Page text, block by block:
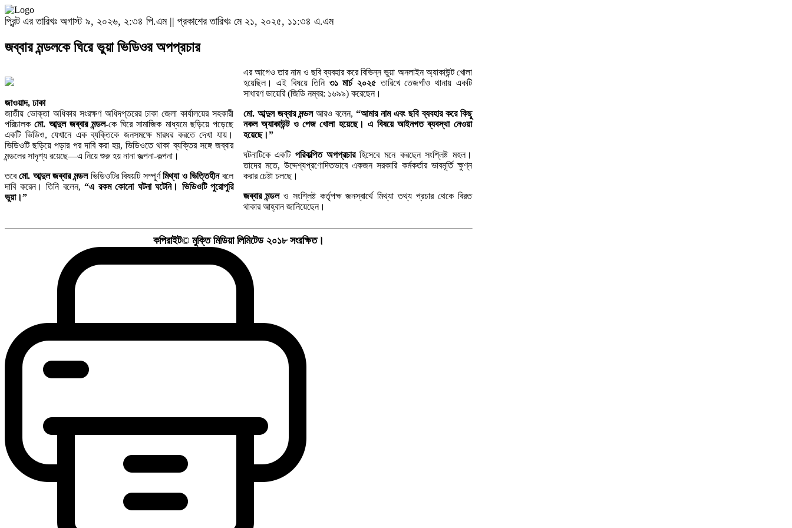
প্রিন্ট এর তারিখঃ অগাস্ট ৯, ২০২৬, ২:৩৪ পি.এম || প্রকাশের তারিখঃ মে ২১, ২০২৫, ১১:৩৪ এ.এম
জব্বার মন্ডলকে ঘিরে ভুয়া ভিডিওর অপপ্রচার
জাওয়াদ, ঢাকা
জাতীয় ভোক্তা অধিকার সংরক্ষণ অধিদপ্তরের ঢাকা জেলা কার্যালয়ের সহকারী
পরিচালক মো. আব্দুল জব্বার মন্ডল-কে ঘিরে সামাজিক মাধ্যমে ছড়িয়ে পড়েছে
একটি ভিডিও, যেখানে এক ব্যক্তিকে জনসমক্ষে মারধর করতে দেখা যায়।
ভিডিওটি ছড়িয়ে পড়ার পর দাবি করা হয়, ভিডিওতে থাকা ব্যক্তির সঙ্গে জব্বার
মন্ডলের সাদৃশ্য রয়েছে—এ নিয়ে শুরু হয় নানা জল্পনা-কল্পনা।
তবেমো. আব্দুল জব্বার মন্ডলভিডিওটির বিষয়টি সম্পূর্ণমিথ্যা ও ভিত্তিহীনবলে
দাবি করেন। তিনি বলেন, “এ রকম কোনো ঘটনা ঘটেনি। ভিডিওটি পুরোপুরি
ভুয়া।”
এর আগেও তার নাম ও ছবি ব্যবহার করে বিভিন্ন ভুয়া অনলাইন অ্যাকাউন্ট খোলা
হয়েছিল। এই বিষয়ে তিনি ৩১ মার্চ ২০২৫তারিখে তেজগাঁও থানায় একটি
সাধারণ ডায়েরি (জিডি নম্বর: ১৬৯৯) করেছেন।
মো. আব্দুল জব্বার মন্ডলআরও বলেন, “আমার নাম এবং ছবি ব্যবহার করে কিছু
নকল অ্যাকাউন্ট ও পেজ খোলা হয়েছে। এ বিষয়ে আইনগত ব্যবস্থা নেওয়া
হয়েছে।”
ঘটনাটিকে একটি পরিকল্পিত অপপ্রচারহিসেবে মনে করছেন সংশ্লিষ্ট মহল।
তাদের মতে, উদ্দেশ্যপ্রণোদিতভাবে একজন সরকারি কর্মকর্তার ভাবমূর্তি ক্ষুণ্ন
করার চেষ্টা চলছে।
জব্বার মন্ডলও সংশ্লিষ্ট কর্তৃপক্ষ জনস্বার্থে মিথ্যা তথ্য প্রচার থেকে বিরত
থাকার আহ্বান জানিয়েছেন।
কপিরাইট© মুক্তি মিডিয়া লিমিটেড ২০১৮ সংরক্ষিত।